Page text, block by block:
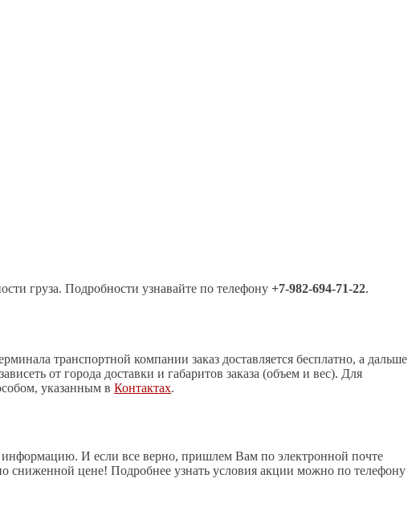
груза. Подробности узнавайте по телефону +7-982-694-71-22.
транспортной компании заказ доставляется бесплатно, а дальше
от города доставки и габаритов заказа (объем и вес). Для
указанным в Контактах.
И если все верно, пришлем Вам по электронной почте
сниженной цене! Подробнее узнать условия акции можно по телефону